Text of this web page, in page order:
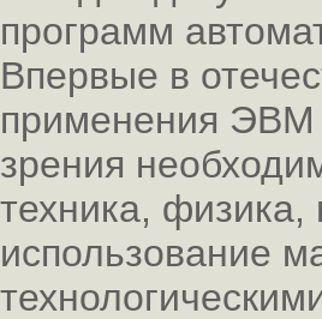
программ
Впервые в
применения ЭВМ
зрения
техника,
использование